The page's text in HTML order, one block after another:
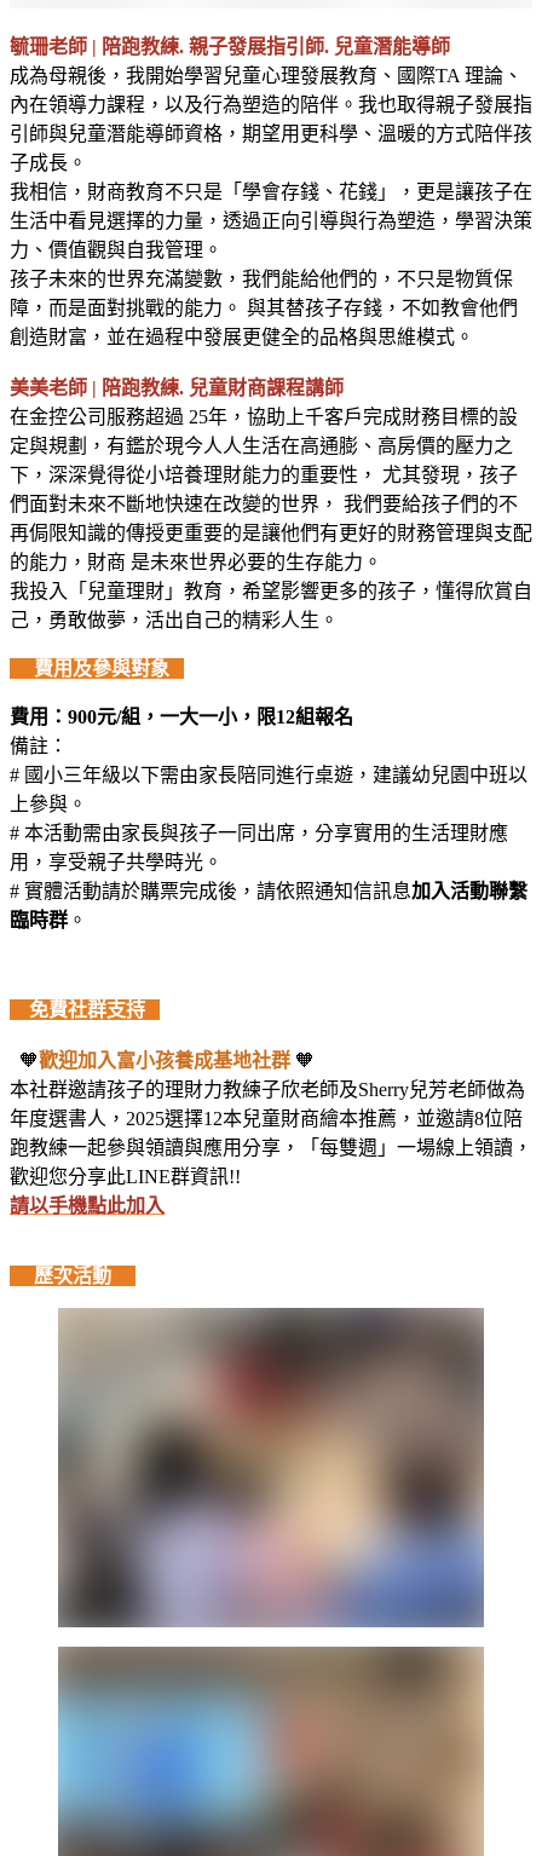
毓珊老師 | 陪跑教練. 親子發展指引師. 兒童潛能導師
成為母親後，我開始學習兒童心理發展教育、國際TA 理論、
內在領導力課程，以及行為塑造的陪伴。我也取得親子發展指
引師與兒童潛能導師資格，期望用更科學、溫暖的方式陪伴孩
子成長。
我相信，財商教育不只是「學會存錢、花錢」，更是讓孩子在
生活中看見選擇的力量，透過正向引導與行為塑造，學習決策
力、價值觀與自我管理。
孩子未來的世界充滿變數，我們能給他們的，不只是物質保
障，而是面對挑戰的能力。 與其替孩子存錢，不如教會他們
創造財富，並在過程中發展更健全的品格與思維模式。
美美老師 | 陪跑教練. 兒童財商課程講師
在金控公司服務超過 25年，協助上千客戶完成財務目標的設
定與規劃，有鑑於現今人人生活在高通膨、高房價的壓力之
下，深深覺得從小培養理財能力的重要性， 尤其發現，孩子
們面對未來不斷地快速在改變的世界， 我們要給孩子們的不
再侷限知識的傳授更重要的是讓他們有更好的財務管理與支配
的能力，財商 是未來世界必要的生存能力。
我投入「兒童理財」教育，希望影響更多的孩子，懂得欣賞自
己，勇敢做夢，活出自己的精彩人生。
費用及參與對象
費用：900元/組，一大一小，限12組報名
備註：
# 國小三年級以下需由家長陪同進行桌遊， 建議幼兒園中班以
上參與 。
# 本活動需由家長與孩子一同出席 ，分享實用的生活理財應
用，享受親子共學時光。
# 實體活動請於購票完成後，請依照通知信訊息加入活動聯繫
臨時群 。
免費社群支持
🧡歡迎加入富小孩養成基地社群 🧡
本社群邀請孩子的理財力教練子欣老師及Sherry兒芳老師做為
年度選書人，2025選擇12本兒童財商繪本推薦，並邀請8位陪
跑教練一起參與領讀與應用分享，「每雙週」一場線上領讀，
歡迎您分享此LINE群資訊!!
請以手機點此加入
歷次活動